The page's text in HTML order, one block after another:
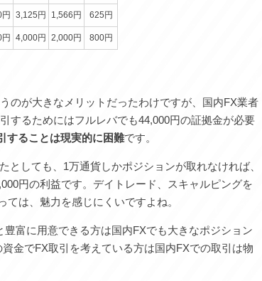
3,125円 1,566円 625円
4,000円 2,000円 800円
のが大きなメリットだったわけですが、国内FX業者
するためにはフルレバでも44,000円の証拠金が必要
することは現実的に困難です。
としても、1万通貨しかポジションが取れなければ、
円の利益です。デイトレード、スキャルピングを
は、魅力を感じにくいですよね。
豊富に用意できる方は国内FXでも大きなポジション
金でFX取引を考えている方は国内FXでの取引は物